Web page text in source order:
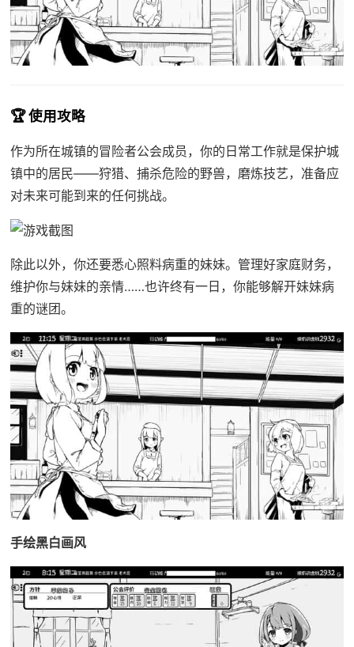
🏆 使用攻略
作为所在城镇的冒险者公会成员，你的日常工作就是保护城
镇中的居民——狩猎、捕杀危险的野兽，磨炼技艺，准备应
对未来可能到来的任何挑战。
除此以外，你还要悉心照料病重的妹妹。管理好家庭财务，
维护你与妹妹的亲情……也许终有一日，你能够解开妹妹病
重的谜团。
手绘黑白画风